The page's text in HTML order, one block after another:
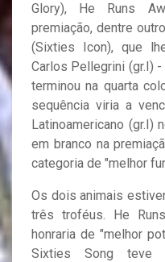
Glory), He Runs
premiação, dentre
(Sixties Icon), que
Carlos Pellegrini (gr.I)
terminou na quarta
sequência viria a
Latinoamericano (gr.I)
em branco na
categoria de "melhor
Os dois animais
três troféus. He
honraria de "melhor
Sixties Song teve